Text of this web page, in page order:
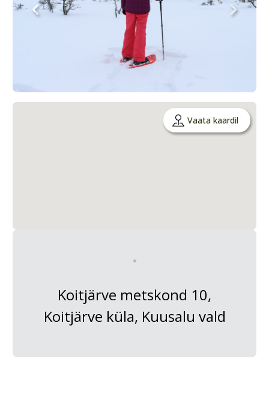
Vaata kaardil
Koitjärve metskond 10,
Koitjärve küla, Kuusalu vald